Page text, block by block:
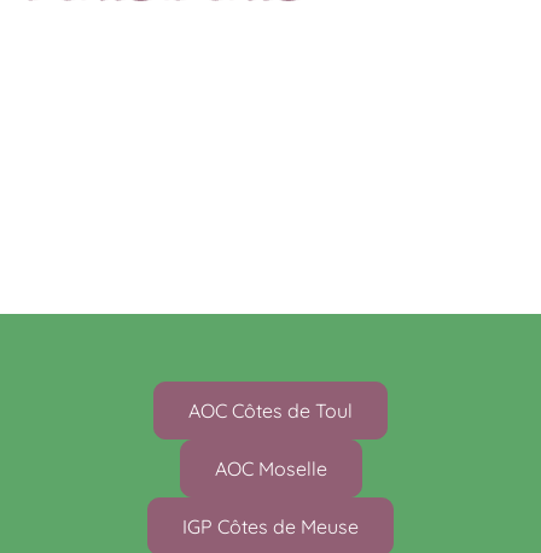
AOC Côtes de Toul
AOC Moselle
IGP Côtes de Meuse